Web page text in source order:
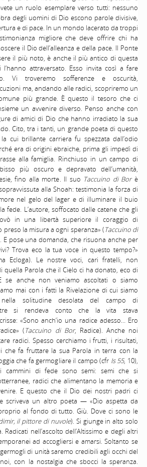
un ruolo esemplare verso tutti: nessuno
degli uomini di Dio escono parole divisive,
e di pace. In un mondo lacerato da troppi
migliore che deve offrire chi ha
il Dio dell’alleanza e della pace. Il Ponte
il più noto, è anche il più antico di questa
l’hanno attraversato. Esso invita così a fare
Vi troveremo sofferenze e oscurità,
ma, andando alle radici, scopriremo un
più grande. È questo il tesoro che ci
un avvenire diverso. Penso anche con
di amici di Dio che hanno irradiato la sua
Cito, tra i tanti, un grande poeta di questo
cui brillante carriera fu spezzata dall’odio
era di origini ebraiche, prima gli impedì di
alla famiglia. Rinchiuso in un campo di
più oscuro e depravato dell’umanità,
fino alla morte. Il suo Taccuino di Borè
alla Shoah: testimonia la forza di
nel gelo del lager e di illuminare il buio
fede. L’autore, soffocato dalle catene che gli
in una libertà superiore il coraggio di
preso la misura a ogni speranza» (Taccuino di
E pose una domanda, che risuona anche per
Trova eco la tua voce in questo tempo?»
Ecloga). Le nostre voci, cari fratelli, non
quella Parola che il Cielo ci ha donato, eco di
se anche non veniamo ascoltati o siamo
mai con i fatti la Rivelazione di cui siamo
solitudine desolata del campo di
si rendeva conto che la vita stava
«Sono anch’io una radice adesso… Ero
(Taccuino di Bor, Radice). Anche noi
radici. Spesso cerchiamo i frutti, i risultati,
che fa fruttare la sua Parola in terra con la
che fa germogliare il campo (cfr Is 55, 10),
di fede sono semi: semi che si
radici che alimentano la memoria e
E questo che il Dio dei nostri padri ci
scriveva un altro poeta — «Dio aspetta da
al fondo di tutto. Giù. Dove ci sono le
il pittore di nuvole). Si giunge in alto solo
nell’ascolto dell’Altissimo e degli altri
ad accogliersi e amarsi. Soltanto se
di unità saremo credibili agli occhi del
con la nostalgia che sbocci la speranza.